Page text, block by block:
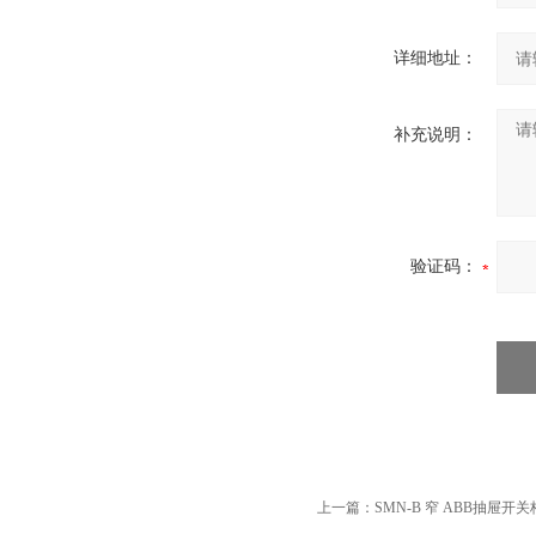
详细地址：
补充说明：
验证码：
上一篇： SMN-B 窄 ABB抽屉开关